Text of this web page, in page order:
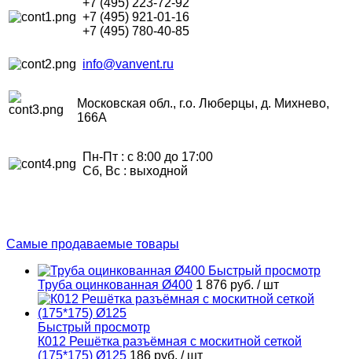
+7 (495) 921-01-16
+7 (495) 780-40-85
info@vanvent.ru
Московская обл., г.о. Люберцы, д. Михнево,
166А
Пн-Пт : с 8:00 до 17:00
Сб, Вс : выходной
Самые продаваемые товары
Быстрый просмотр
Труба оцинкованная Ø400 1 876 руб. / шт
Быстрый просмотр
К012 Решётка разъёмная с москитной сеткой
(175*175) Ø125 186 руб. / шт